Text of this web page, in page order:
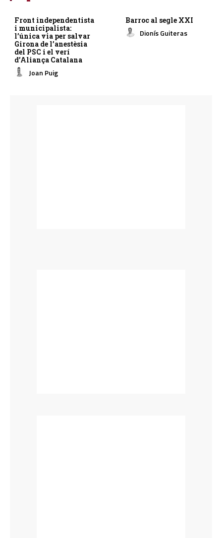
Front independentista
i municipalista:
l’única via per salvar
Girona de l’anestèsia
del PSC i el verí
d’Aliança Catalana
Joan Puig
Barroc al segle XXI
Dionís Guiteras